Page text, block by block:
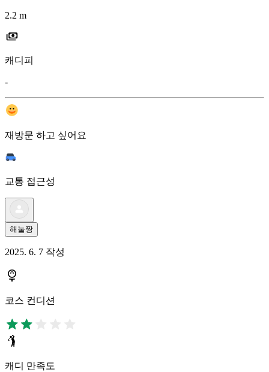
2.2 m
캐디피
-
재방문 하고 싶어요
교통 접근성
해눌짱
2025. 6. 7 작성
코스 컨디션
캐디 만족도